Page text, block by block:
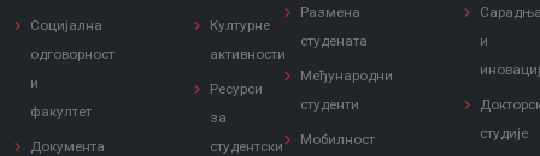
Социјална
одговорност
и
факултет
Документа
Културне
активности
Ресурси
за
студентски
Размена
студената
Међународни
студенти
Мобилност
и
студије